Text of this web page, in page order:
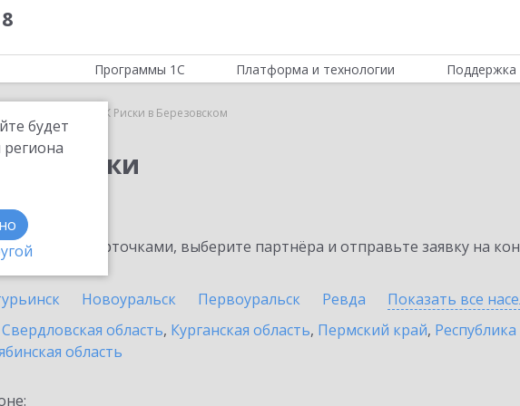
будет
Программы 1С Платформа и технологии Поддержка
1СПАРК Риски в Березовском
Риски
карточками, выберите партнёра и отправьте заявку на
Новоуральск Первоуральск Ревда
Показать все
Свердловская область, Курганская область, Пермский край,
область